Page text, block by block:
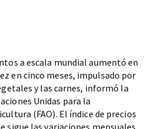
a escala mundial aumentó en
en cinco meses, impulsado por
y las carnes, informó la
Unidas para la
(FAO). El índice de precios
sigue las variaciones mensuales